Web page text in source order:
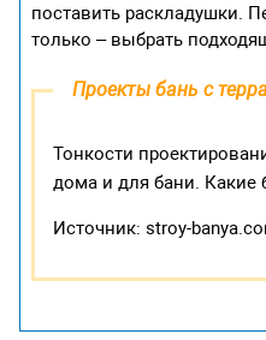
поставить раскладушки.
только – выбрать
Проекты бань с
Тонкости
дома и для бани. Какие
Источник: stroy-